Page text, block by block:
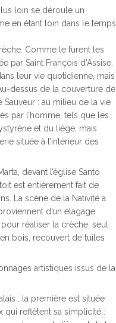
loin se déroule un
en étant loin dans le temps
Comme le furent les
par Saint François d’Assise.
leur vie quotidienne, mais
dessus de la couverture de
: au milieu de la vie
par l’homme, tels que les
et du liège, mais
située à l’intérieur des
devant l’église Santo
est entièrement fait de
La scène de la Nativité a
d’un élagage.
réaliser la crèche, seul
bois, recouvert de tuiles
artistiques issus de la
: la première est située
qui reflètent sa simplicité :